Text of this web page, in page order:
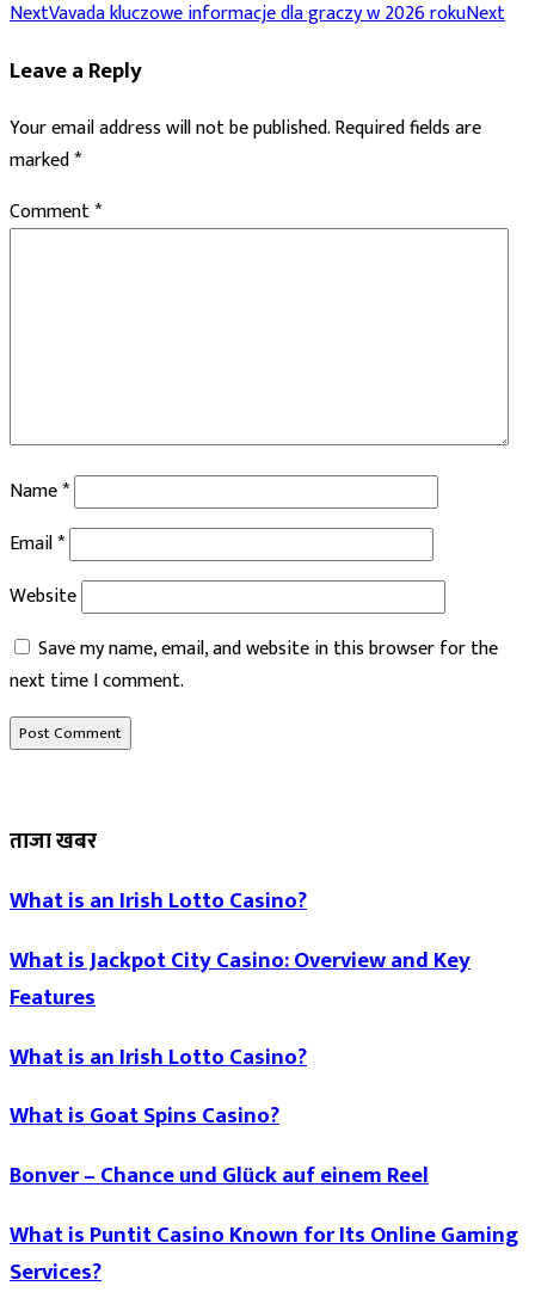
NextVavada kluczowe informacje dla graczy w 2026 rokuNext
Leave a Reply
Your email address will not be published.Required fields are
marked*
Comment*
Name*
Email*
Website
Save my name, email, and website in this browser for the
next time I comment.
ताजा खबर
What is an Irish Lotto Casino?
What is Jackpot City Casino: Overview and Key
Features
What is an Irish Lotto Casino?
What is Goat Spins Casino?
Bonver – Chance und Glück auf einem Reel
What is Puntit Casino Known for Its Online Gaming
Services?